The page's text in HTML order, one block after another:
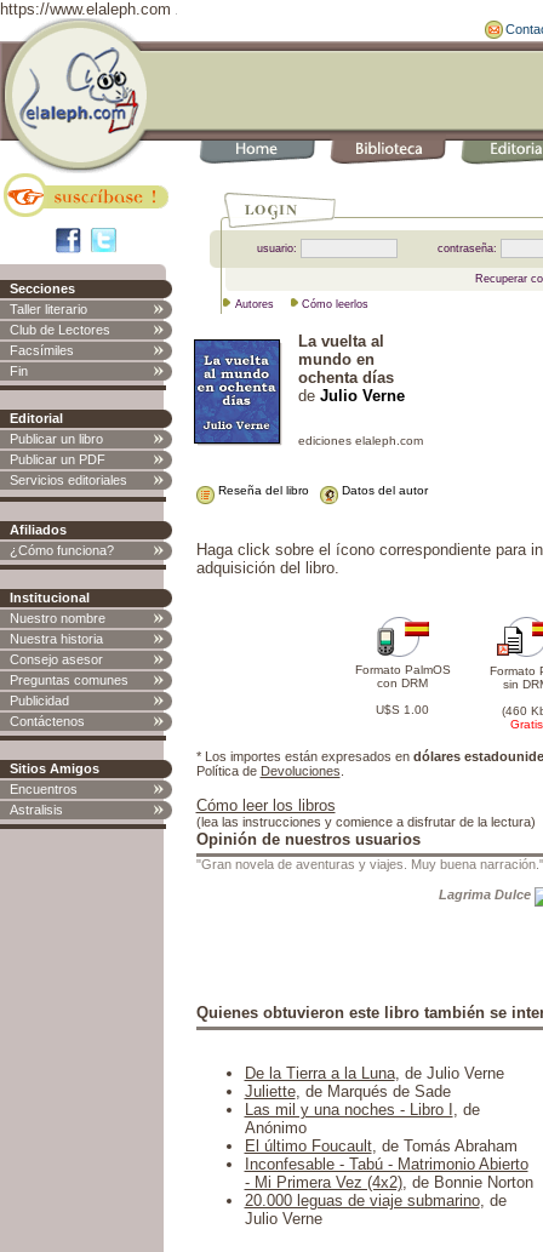
https://www.elaleph.com
Secciones
Taller literario
Club de Lectores
Facsímiles
Fin
Editorial
Publicar un libro
Publicar un PDF
Servicios editoriales
Afiliados
¿Cómo funciona?
Institucional
Nuestro nombre
Nuestra historia
Consejo asesor
Preguntas comunes
Publicidad
Contáctenos
Sitios Amigos
Encuentros
Astralisis
usuario: contraseña:
Recuperar
Autores Cómo leerlos
La vuelta al
mundo en
ochenta días
de Julio Verne
Reseña del libro Datos del autor
Haga click sobre el ícono correspondiente para
adquisición del libro.
Formato PalmOS
con DRM
U$S 1.00
Formato
sin
(460
Gratis
* Los importes están expresados en dólares
Política de Devoluciones
Cómo leer los libros
(lea las instrucciones y comience a disfrutar de la lectura)
Opinión de nuestros usuarios
"Gran novela de aventuras y viajes. Muy buena narración."
Lagrima Dulce
Quienes obtuvieron este libro también se
De la Tierra a la Luna, de Julio Verne
Juliette, de Marqués de Sade
Las mil y una noches - Libro I , de
Anónimo
El último Foucault, de Tomás Abraham
Inconfesable - Tabú - Matrimonio Abierto
- Mi Primera Vez (4x2), de Bonnie Norton
20.000 leguas de viaje submarino, de
Julio Verne